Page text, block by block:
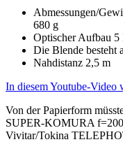
Abmessungen/
680 g
Optischer Aufbau
Die Blende besteht
Nahdistanz 2,5 m
In diesem Youtube-Video
Von der Papierform
SUPER-KOMURA
Vivitar/Tokina